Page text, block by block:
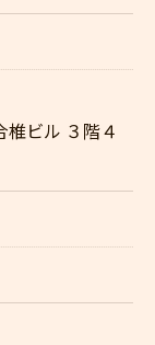
ビル ３階４